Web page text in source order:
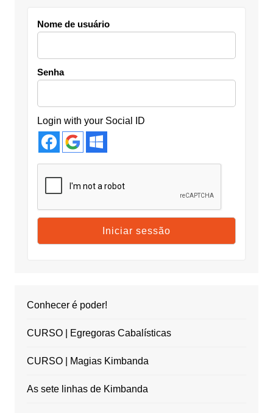
Nome de usuário
Senha
Login with your Social ID
Conhecer é poder!
CURSO | Egregoras Cabalísticas
CURSO | Magias Kimbanda
As sete linhas de Kimbanda